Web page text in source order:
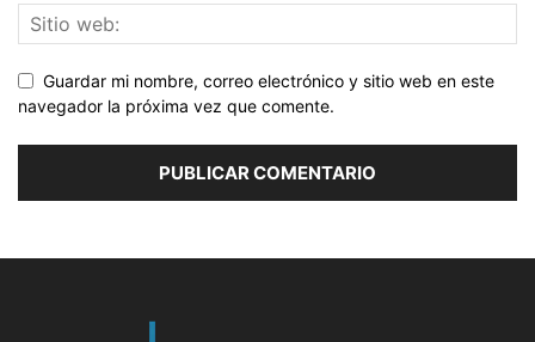
Guardar mi nombre, correo electrónico y sitio web en este
navegador la próxima vez que comente.